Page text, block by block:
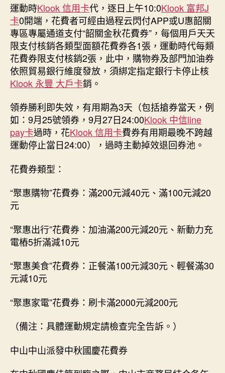
運動時Klook 信用卡代，逐日上午10:0Klook 富邦J
卡0開端，花費者可經由過程云閃付APP或U惠韶關
專區專屬通道支付“韶關金秋花費券”，每個用戶天天
限支付核銷各類型面額花費券各1張，運動時代每類
花費券限支付核銷2張，此中，購物券及部門加油券
依照貿易銀行維度發放，須綁定指定銀行卡停止核
Klook 永豐 大戶卡銷。
領券勝利即失效，有用期為3天（包括搶券當天，例
如：9月25號領券，9月27日24:00Klook 中信line
pay卡過時，花Klook 信用卡費券有用期最晚不跨越
運動停止當日24:00），過時主動掉效退回券池。
花費券類型：
“聚惠購物”花費券：滿200元減40元、滿100元減20
元
“聚惠出行”花費券：加油滿200元減20元、新動力充
電樁5折滿減10元
“聚惠美食”花費券：正餐滿100元減30元、輕餐滿30
元減10元
“聚惠家電”花費券：刷卡滿2000元減200元
（備注：具體運動規定請檢查完全告訴。）
中山中山派發中秋國慶花費券